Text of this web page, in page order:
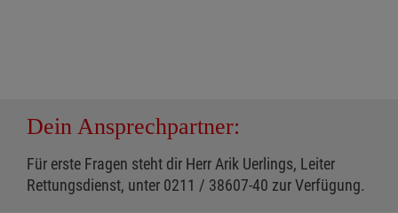
Dein Ansprechpartner:
Für erste Fragen steht dir Herr Arik Uerlings, Leiter
Rettungsdienst, unter 0211 / 38607-40 zur Verfügung.